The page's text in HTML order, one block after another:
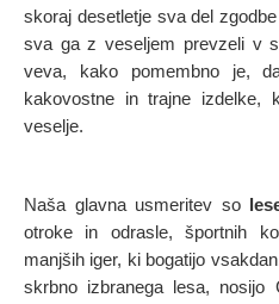
skoraj desetletje sva del
sva ga z veseljem prevzeli v
veva, kako pomembno je,
kakovostne in trajne izdelke,
veselje.
Naša glavna usmeritev so
otroke in odrasle, športnih
manjših iger, ki bogatijo
skrbno izbranega lesa,